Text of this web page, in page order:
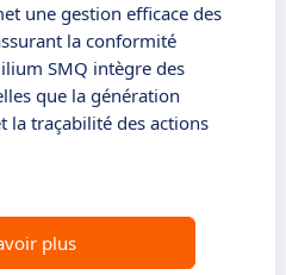
une gestion efficace des
la conformité
SMQ intègre des
que la génération
la traçabilité des actions
plus